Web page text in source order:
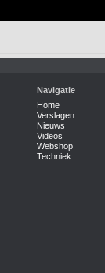
Navigatie
Home
Verslagen
Nieuws
Videos
Webshop
Techniek